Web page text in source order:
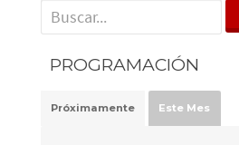
' . __('Search for:') . '
PROGRAMACIÓN
Próximamente Este Mes